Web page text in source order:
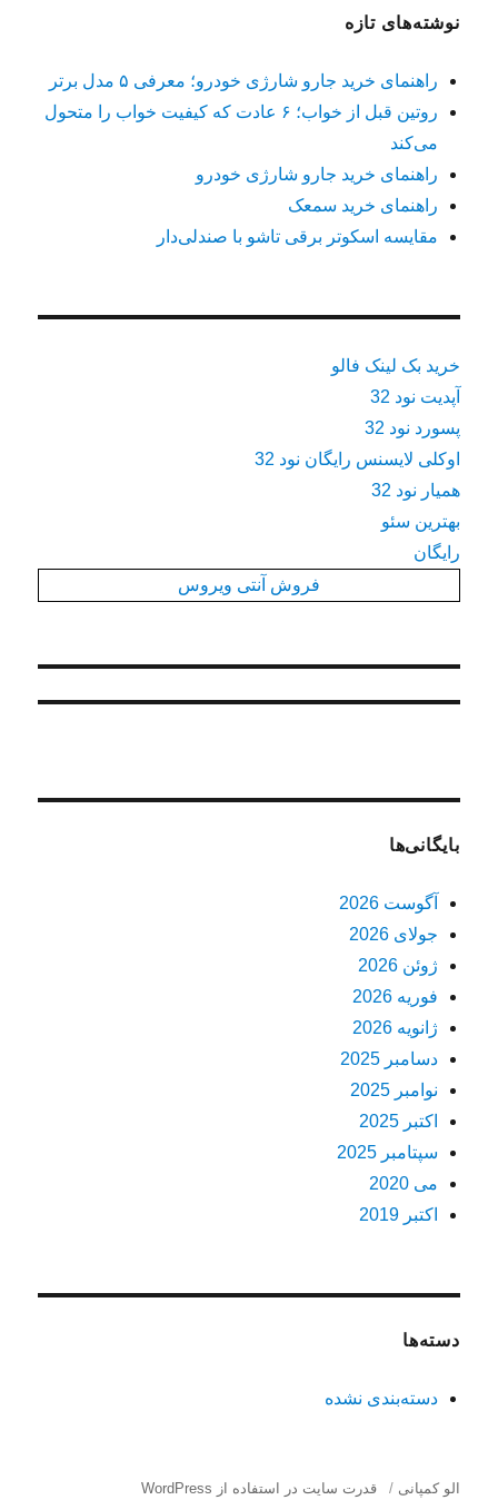
نوشته‌های تازه
راهنمای خرید جارو شارژی خودرو؛ معرفی ۵ مدل برتر
روتین قبل از خواب؛ ۶ عادت که کیفیت خواب را متحول
می‌کند
راهنمای خرید جارو شارژی خودرو
راهنمای خرید سمعک
مقایسه اسکوتر برقی تاشو با صندلی‌دار
خرید بک لینک فالو
آپدیت نود 32
پسورد نود 32
اوکلی لایسنس رایگان نود 32
همیار نود 32
بهترین سئو
رایگان
فروش آنتی ویروس
بایگانی‌ها
آگوست 2026
جولای 2026
ژوئن 2026
فوریه 2026
ژانویه 2026
دسامبر 2025
نوامبر 2025
اکتبر 2025
سپتامبر 2025
می 2020
اکتبر 2019
دسته‌ها
دسته‌بندی نشده
الو کمپانی قدرت سایت در استفاده از WordPress